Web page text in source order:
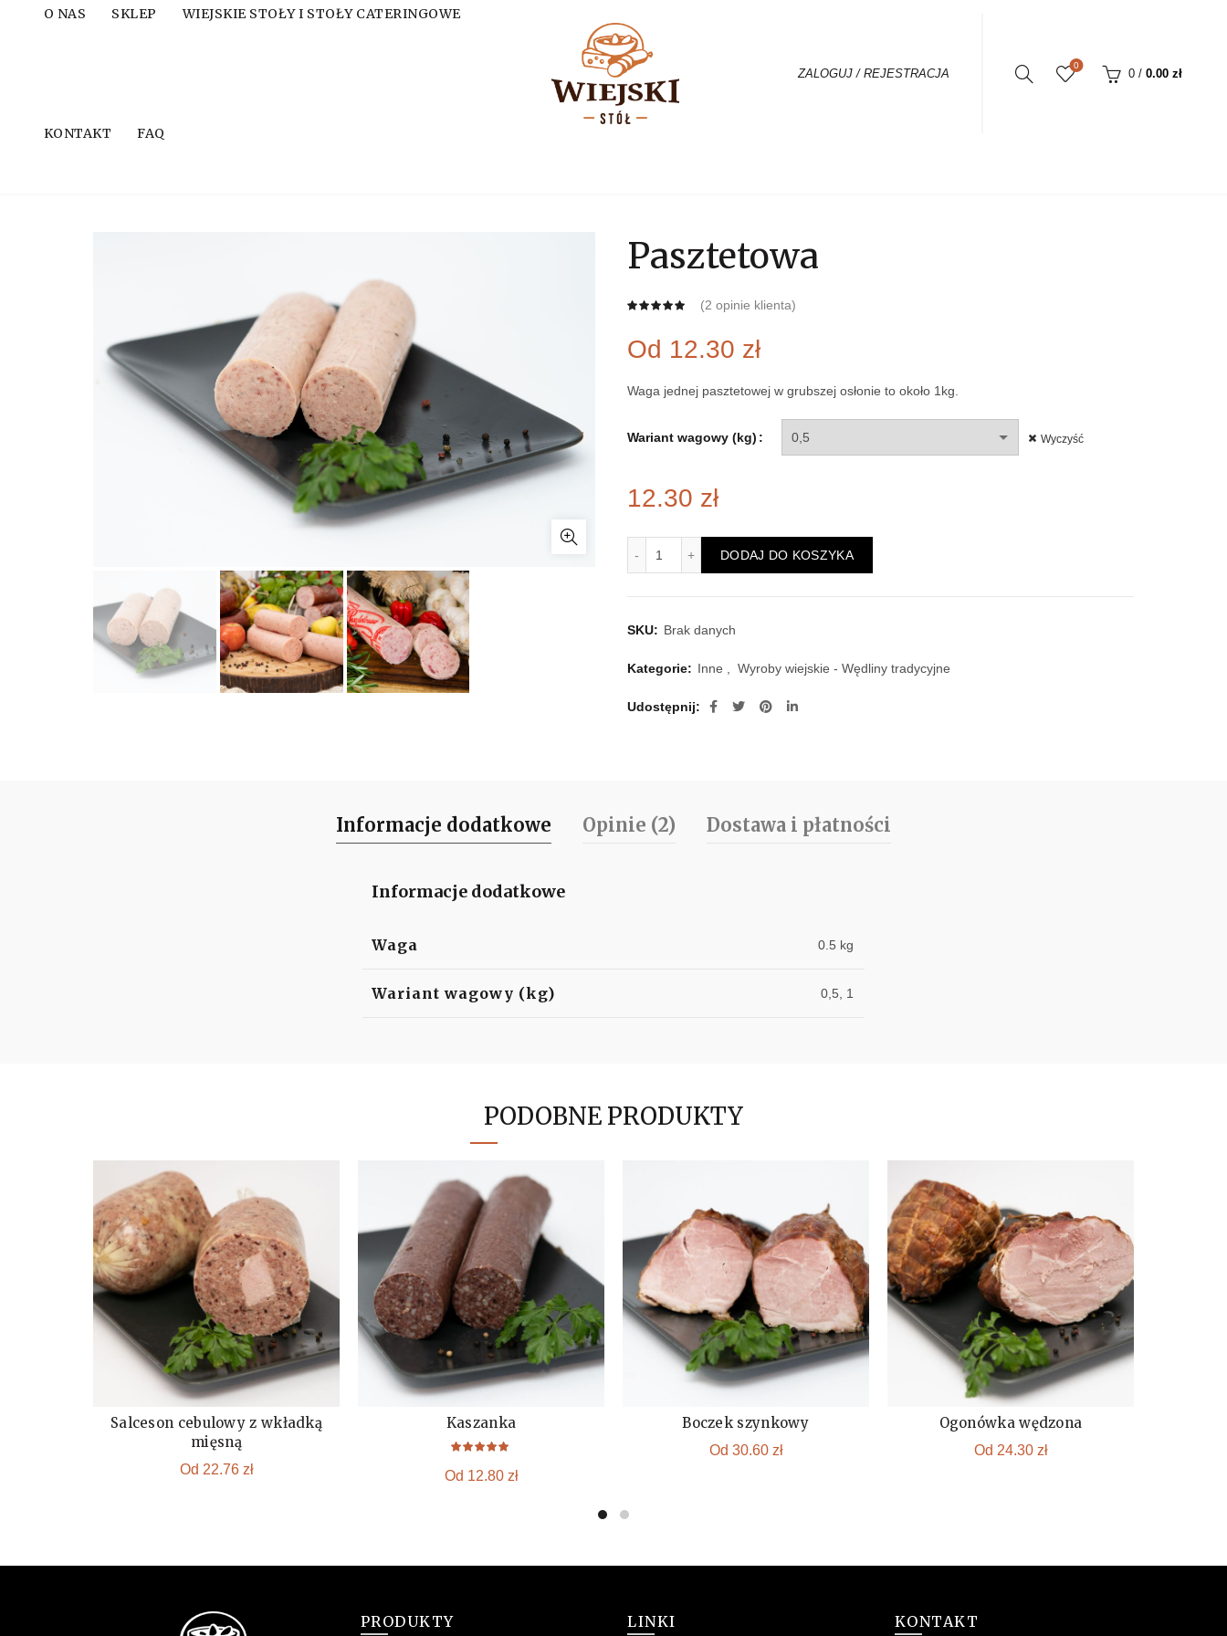
O NAS SKLEP WIEJSKIE STOŁY I STOŁY CATERINGOWE
KONTAKT FAQ
ZALOGUJ / REJESTRACJA
0
0 / 0.00 zł
Pasztetowa
(2 opinie klienta)
Od 12.30 zł
Waga jednej pasztetowej w grubszej osłonie to około 1kg.
Wariant wagowy (kg) Wyczyść
12.30 zł
DODAJ DO KOSZYKA
SKU: Brak danych
Kategorie: Inne , Wyroby wiejskie - Wędliny tradycyjne
Udostępnij
Informacje dodatkowe Opinie (2) Dostawa i płatności
Informacje dodatkowe
Waga 0.5 kg
Wariant wagowy (kg) 0,5, 1
PODOBNE PRODUKTY
KUP
Salceson cebulowy z wkładką
mięsną
Od 22.76 zł
KUP
Kaszanka
Od 12.80 zł
KUP
Boczek szynkowy
Od 30.60 zł
KUP
Ogonówka wędzona
Od 24.30 zł
PRODUKTY LINKI KONTAKT